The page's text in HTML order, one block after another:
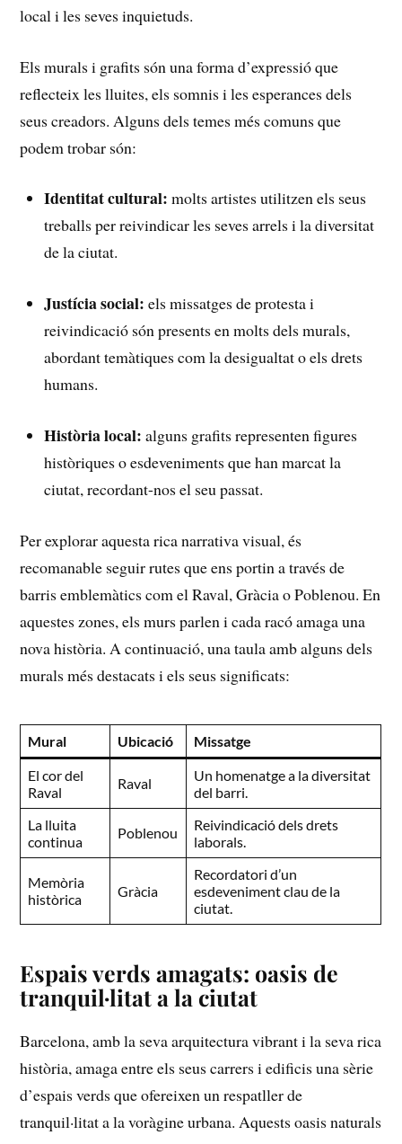
local i les seves inquietuds.
Els murals ‍i grafits són una‌ forma d’expressió que
reflecteix ​les ​lluites,⁤ els somnis i les esperances ⁢dels
seus creadors. Alguns dels ‍temes més⁤ comuns⁣ que
⁣podem trobar són:
Identitat cultural: molts ⁤artistes utilitzen els⁤ seus
treballs per​ reivindicar les seves‌ arrels i la⁤ diversitat
de la​ ciutat.
Justícia social: ⁢els ​missatges de protesta⁣ i
reivindicació ‍són presents en molts dels ⁢murals,⁣
abordant temàtiques com la desigualtat o⁢ els‌ drets
humans.
Història local: ⁣alguns grafits representen figures
⁢històriques o‌ esdeveniments que⁤ han marcat la
⁣ciutat, recordant-nos el seu​ passat.
Per explorar aquesta rica narrativa visual, ‌és
recomanable seguir rutes⁣ que ens portin‌ a través ​de
barris ‌emblemàtics com ⁣el Raval,​ Gràcia ⁢o Poblenou. En
aquestes zones, els murs parlen i cada racó amaga‍ una
nova història. A continuació, una taula⁢ amb alguns dels
murals més destacats i‍ els ‌seus​ significats:
Mural Ubicació
Missatge
El‌ cor del
Raval
Raval
Un homenatge ⁣a la‌ diversitat
del ⁤barri.
La lluita
continua
Poblenou
Reivindicació⁣ dels drets
laborals.
Memòria
històrica
Gràcia
Recordatori d’un ​
esdeveniment clau⁣ de la
ciutat.
Espais ⁢verds⁤ amagats:⁣ oasis de
tranquil·litat a⁣ la ciutat
Barcelona, amb la seva arquitectura vibrant i la seva rica
història, amaga entre els ‌seus carrers⁢ i edificis una sèrie
d’espais ​verds ​que ofereixen un respatller de
tranquil·litat a la voràgine urbana. ⁢Aquests⁢ oasis naturals